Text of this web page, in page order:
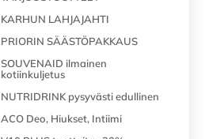
KARHUN LAHJAJAHTI
PRIORIN SÄÄSTÖPAKKAUS
SOUVENAID ilmainen
kotiinkuljetus
NUTRIDRINK pysyvästi edullinen
ACO Deo, Hiukset, Intiimi